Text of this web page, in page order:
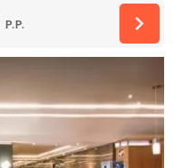
P.P.